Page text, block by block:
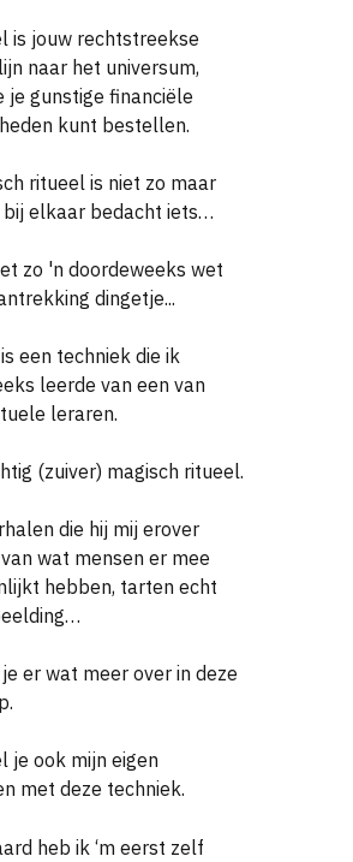
is jouw rechtstreekse
naar het universum,
je gunstige financiële
kunt bestellen.
ritueel is niet zo maar
elkaar bedacht iets…
zo 'n doordeweeks wet
dingetje...
een techniek die ik
leerde van een van
leraren.
(zuiver) magisch ritueel.
die hij mij erover
wat mensen er mee
hebben, tarten echt
er wat meer over in deze
je ook mijn eigen
met deze techniek.
heb ik ‘m eerst zelf